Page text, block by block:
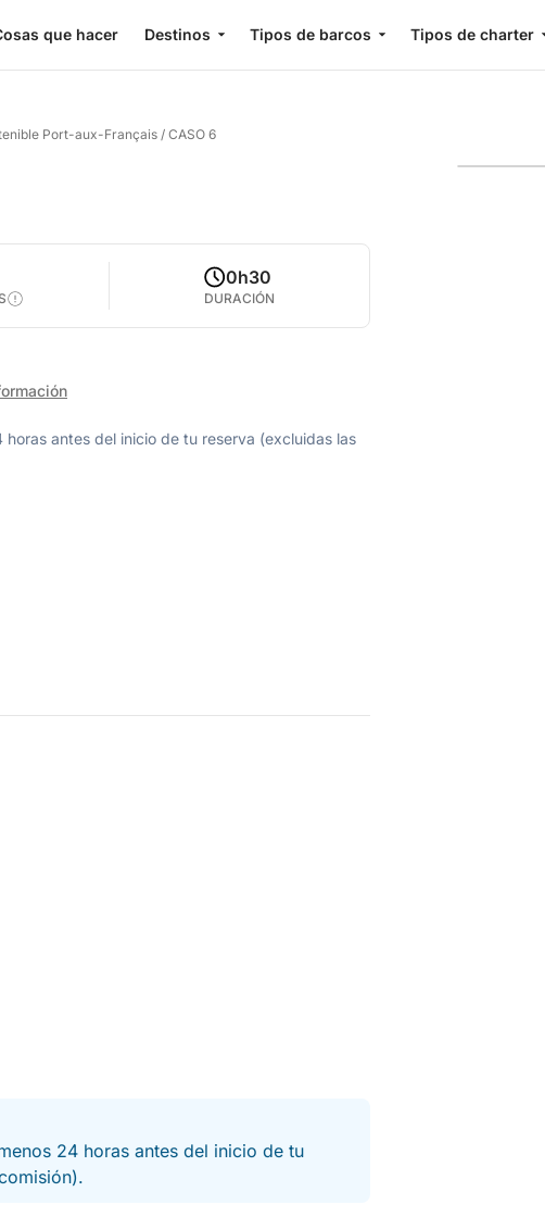
que hacer Destinos Tipos de barcos Tipos de charter
Port-aux-Français / CASO 6
0h30
DURACIÓN
antes del inicio de tu reserva (excluidas las
24 horas antes del inicio de tu